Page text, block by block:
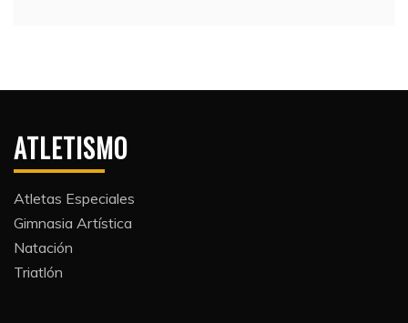
ATLETISMO
Atletas Especiales
Gimnasia Artística
Natación​
Triatlón​